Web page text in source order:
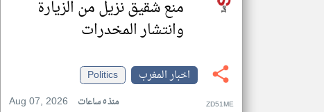
منع شقيق نزيل من الزيارة
وانتشار المخدرات
اخبار المغرب
Politics
Aug 07, 2026
منذ ٥ ساعات ZD51ME